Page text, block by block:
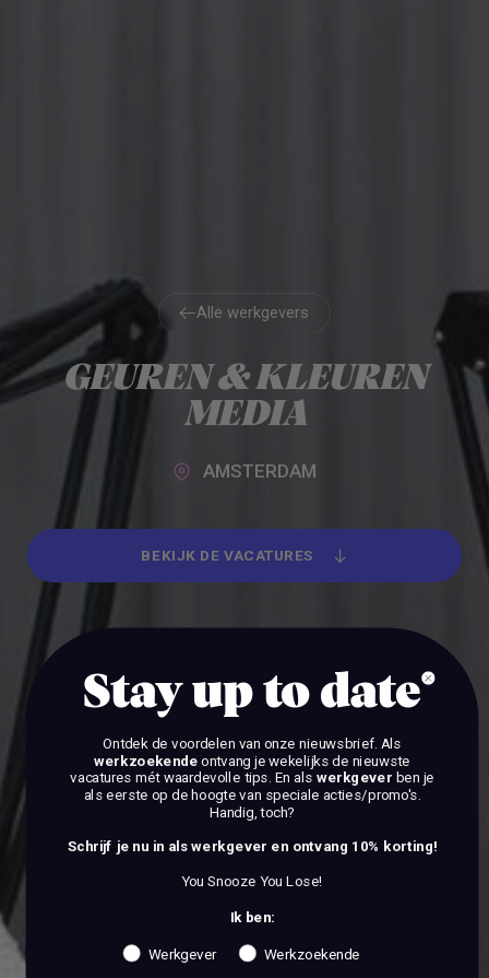
Alle werkgevers
GEUREN & KLEUREN
MEDIA
AMSTERDAM
BEKIJK DE VACATURES
Stay up to date
Ontdek de voordelen van onze nieuwsbrief. Als
werkzoekendeontvang je wekelijks de nieuwste
vacatures mét waardevolle tips. En als werkgever ben je
als eerste op de hoogte van speciale acties/promo's.
Handig, toch?
Schrijf je nu in als werkgever en ontvang 10% korting!
You Snooze You Lose!
Ik ben:
Werkgever Werkzoekende